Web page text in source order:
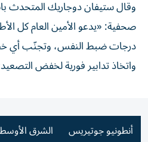
وقال ستيفان دوجاريك المتحدث
صحفية: «يدعو الأمين العام كل
درجات ضبط النفس، وتجنّب أي
واتخاذ تدابير فورية لخفض
أنطونيو جوتيريس الشرق